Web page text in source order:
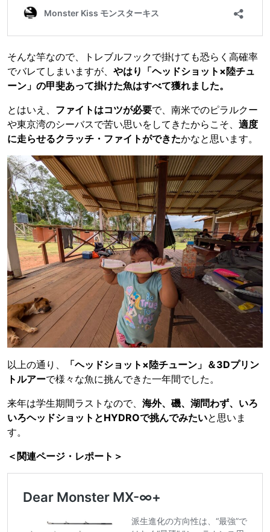
そんな竿なので、トレブルフックで掛けても恐らく高確率
でバレてしまいますが、 やはり「ヘッドショット×陸チュ
ーン」の甲斐あって掛けた魚はすべて獲れました。
とはいえ、 ファイトはコツが必要で、南米でのピラルクー
や東京湾のシーバスで苦い思いをしてきたからこそ、 適度
に走らせるクラッチ・ファイトができたかなと思います。
以上の通り、
「ヘッドショット×陸チューン」＆3Dプリン
トルアーで様々な魚に挑んできた一年間でした。
来年は学生期間ラストなので、 海外、磯、湖問わず、いろ
いろヘッドショットとHYDROで挑んでみたいと思いま
す。
＜関連ページ・レポート＞